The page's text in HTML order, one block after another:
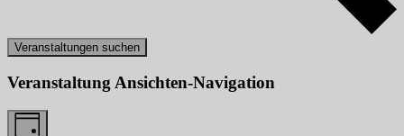
Veranstaltungen suchen
Veranstaltung Ansichten-Navigation